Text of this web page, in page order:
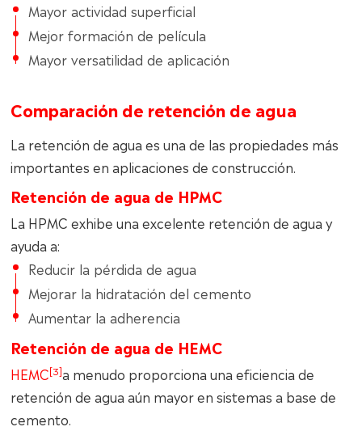
Mayor actividad superficial
Mejor formación de película
Mayor versatilidad de aplicación
Comparación de retención de agua
La retención de agua es una de las propiedades más
importantes en aplicaciones de construcción.
Retención de agua de HPMC
La HPMC exhibe una excelente retención de agua y
ayuda a:
Reducir la pérdida de agua
Mejorar la hidratación del cemento
Aumentar la adherencia
Retención de agua de HEMC
HEMC[3]a menudo proporciona una eficiencia de
retención de agua aún mayor en sistemas a base de
cemento.